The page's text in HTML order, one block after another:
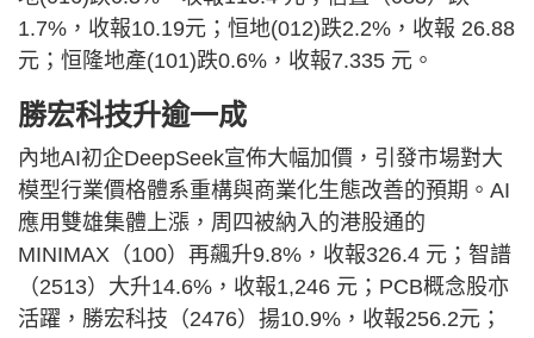
1.7%，收報10.19元；恒地(012)跌2.2%，收報 26.88
元；恒隆地產(101)跌0.6%，收報7.335 元。
勝宏科技升逾一成
內地AI初企DeepSeek宣佈大幅加價，引發市場對大
模型行業價格體系重構與商業化生態改善的預期。AI
應用雙雄集體上漲，周四被納入的港股通的
MINIMAX（100）再飆升9.8%，收報326.4 元；智譜
（2513）大升14.6%，收報1,246 元；PCB概念股亦
活躍，勝宏科技（2476）揚10.9%，收報256.2元；